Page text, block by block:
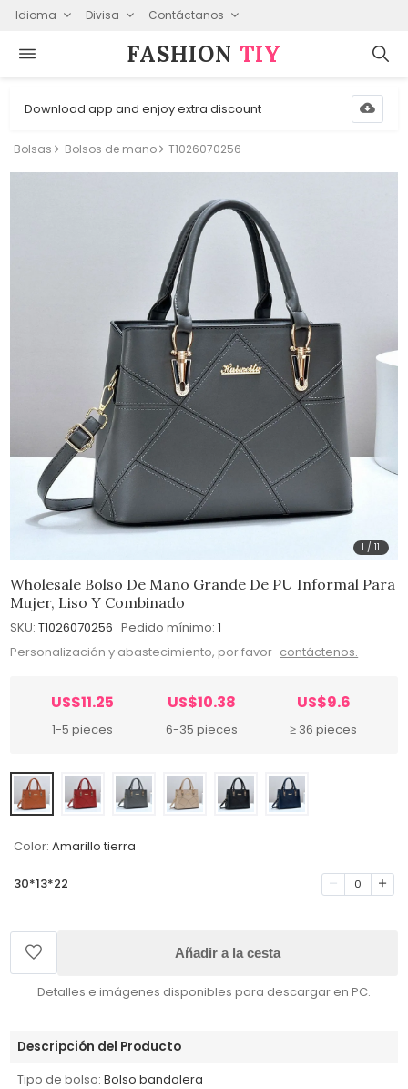
Idioma Divisa Contáctanos
FASHION⁠ TIY
Download app and enjoy extra discount
Bolsas Bolsos de mano T1026070256
1 /11
Wholesale Bolso De Mano Grande De PU Informal Para
Mujer, Liso Y Combinado
SKU: T1026070256 Pedido mínimo: 1
Personalización y abastecimiento, por favor contáctenos.
US$11.25
1-5 pieces
US$10.38
6-35 pieces
US$9.6
≥ 36 pieces
Color: Amarillo tierra
30*13*22 0
Añadir a la cesta
Detalles e imágenes disponibles para descargar en PC.
Descripción del Producto
Tipo de bolso: Bolso bandolera